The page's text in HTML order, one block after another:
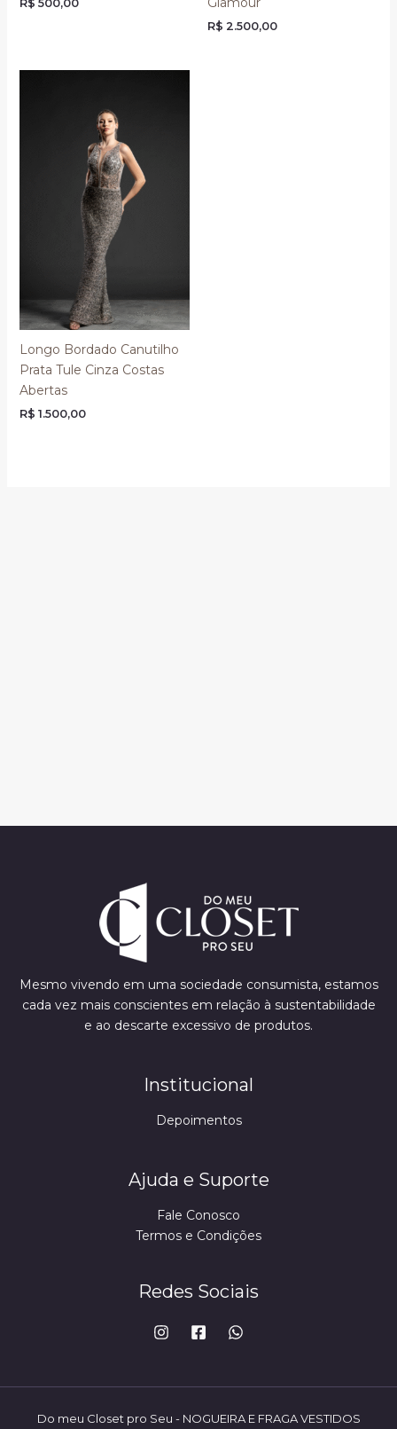
R$ 500,00
R$ 2.500,00
Longo Bordado Canutilho
Prata Tule Cinza Costas
Abertas
R$ 1.500,00
Mesmo vivendo em uma sociedade consumista, estamos
cada vez mais conscientes em relação à sustentabilidade
e ao descarte excessivo de produtos.
Institucional
Depoimentos
Ajuda e Suporte
Fale Conosco
Termos e Condições
Redes Sociais
Do meu Closet pro Seu - NOGUEIRA E FRAGA VESTIDOS